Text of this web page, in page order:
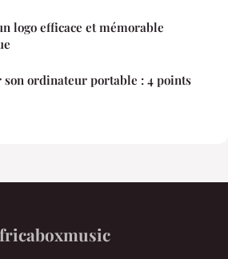
logo efficace et mémorable
ordinateur portable : 4 points